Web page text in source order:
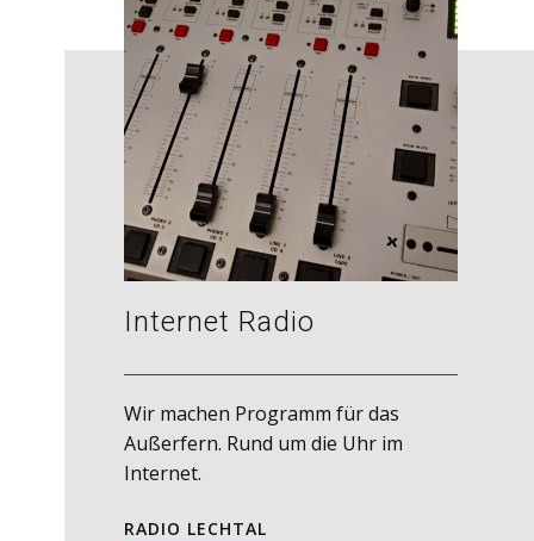
Internet Radio
Wir machen Programm für das
Außerfern. Rund um die Uhr im
Internet.
RADIO LECHTAL